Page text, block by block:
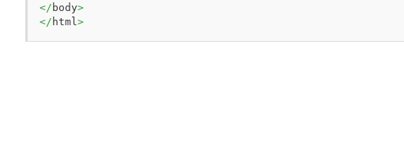
</ body>
</ html>